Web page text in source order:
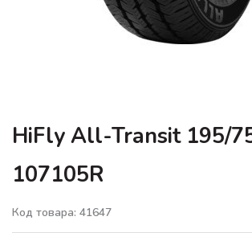
HiFly All-Transit 195/
107105R
Код товара: 41647